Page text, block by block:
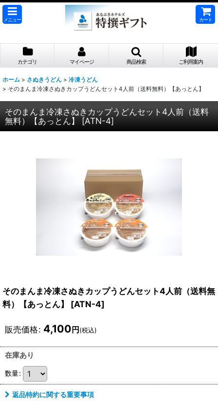
メニュー カート
カテゴリ マイページ 商品検索 ご利用案内
ホーム > さぬきうどん > 冷凍うどん
> そのまんま冷凍さぬきカップうどんセット4人前（送料無料）【あっとん】
そのまんま冷凍さぬきカップうどんセット4人前（送料
無料）【あっとん】
[ATN-4]
そのまんま冷凍さぬきカップうどんセット4人前（送料無
料）【あっとん】
[ATN-4]
販売価格: 4,100 円 (税込)
在庫あり
数量:
返品特約に関する重要事項